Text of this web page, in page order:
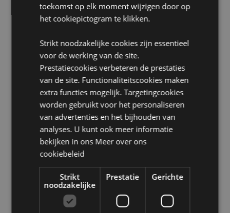
Geschikt voor bleken:Nee
Geschikt voor wasdroger: Nee
Geschikt voor stomerij: Nee
Geschikt voor strijken:Nee
Product Bron:
Zoekt u meer informatie over kopen bij Puckator?
Lees dan onzeklanten informatie gids.
Product eigenschappen
Hoogte 10cm Breedte 15cm Diepte 15cm
5055071511073
0.059000
toekomst op elk moment wijzigen door op
het cookiepictogram te klikken.
Strikt noodzakelijke cookies zijn essentieel
voor de werking van de site.
Prestatiecookies verbeteren de prestaties
van de site. Functionaliteitscookies maken
extra functies mogelijk. Targetingcookies
worden gebruikt voor het personaliseren
van advertenties en het bijhouden van
analyses. U kunt ook meer informatie
bekijken in ons Meer over ons
cookiebeleid
Strikt
noodzakelijke
Prestatie Gerichte